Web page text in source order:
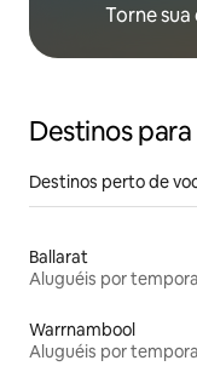
Torne
Destinos
Destinos perto de
Ballarat
Aluguéis por
Warrnambool
Aluguéis por